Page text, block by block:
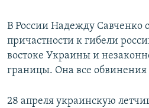
В России Надежду Савченко
причастности к гибели
востоке Украины и
границы. Она все обвинения
28 апреля украинскую